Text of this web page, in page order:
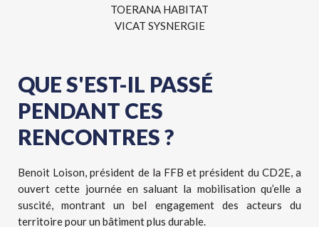
TOERANA HABITAT
VICAT SYSNERGIE
QUE S'EST-IL PASSÉ
PENDANT CES
RENCONTRES ?
Benoit Loison, président de la FFB et président du CD2E, a
ouvert cette journée en saluant la mobilisation qu’elle a
suscité, montrant un bel engagement des acteurs du
territoire pour un bâtiment plus durable.